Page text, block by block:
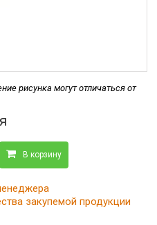
рисунка могут отличаться от
В корзину
закупемой продукции